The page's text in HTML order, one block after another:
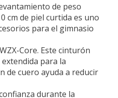
de peso
cm de piel curtida es uno
para el gimnasio
Core. Este cinturón
para la
de cuero ayuda a reducir
durante la